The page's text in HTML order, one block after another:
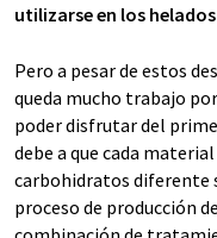
utilizarse en los helados
Pero a pesar de estos
queda mucho trabajo
poder disfrutar del
debe a que cada
carbohidratos diferente
proceso de producción